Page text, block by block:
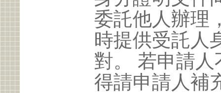
委託他人辦理
時提供受託人
對。 若申請
得請申請人補